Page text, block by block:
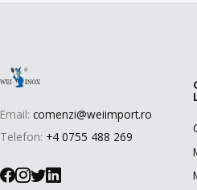
Email: comenzi@weiimport.ro
Telefon: +4 0755 488 269